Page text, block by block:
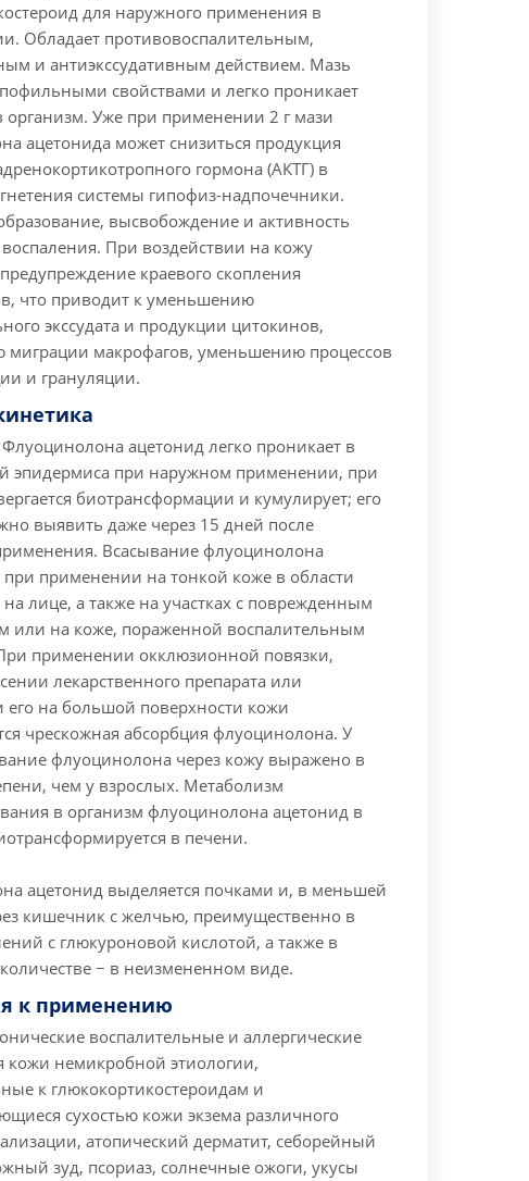
для наружного применения в
Обладает противовоспалительным,
и антиэкссудативным действием. Мазь
свойствами и легко проникает
организм. Уже при применении 2 г мази
ацетонида может снизиться продукция
гормона (АКТГ) в
системы гипофиз-надпочечники.
высвобождение и активность
При воздействии на кожу
краевого скопления
что приводит к уменьшению
экссудата и продукции цитокинов,
макрофагов, уменьшению процессов
и грануляции.
ацетонид легко проникает в
эпидермиса при наружном применении, при
биотрансформации и кумулирует; его
выявить даже через 15 дней после
Всасывание флуоцинолона
при применении на тонкой коже в области
лице, а также на участках с поврежденным
или на коже, пораженной воспалительным
применении окклюзионной повязки,
лекарственного препарата или
на большой поверхности кожи
чрескожная абсорбция флуоцинолона. У
флуоцинолона через кожу выражено в
чем у взрослых. Метаболизм
в организм флуоцинолона ацетонид в
в печени.
ацетонид выделяется почками и, в меньшей
кишечник с желчью, преимущественно в
с глюкуроновой кислотой, а также в
− в неизмененном виде.
к применению
воспалительные и аллергические
кожи немикробной этиологии,
к глюкокортикостероидам и
сухостью кожи экзема различного
атопический дерматит, себорейный
зуд, псориаз, солнечные ожоги, укусы